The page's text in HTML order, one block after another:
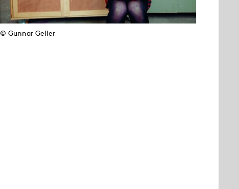
© Gunnar Geller